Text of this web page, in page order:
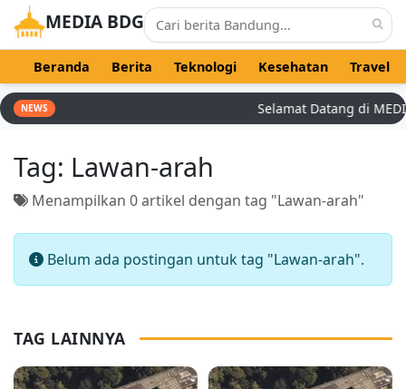
MEDIA BDG
Beranda Berita Teknologi Kesehatan Travel
NEWS Selamat Datang di
Tag: Lawan-arah
Menampilkan 0 artikel dengan tag "Lawan-arah"
Belum ada postingan untuk tag "Lawan-arah".
TAG LAINNYA